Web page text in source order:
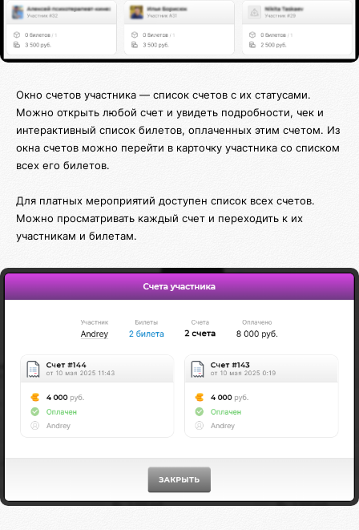
Окно счетов участника — список счетов с их статусами.
Можно открыть любой счет и увидеть подробности, чек и
интерактивный список билетов, оплаченных этим счетом. Из
окна счетов можно перейти в карточку участника со списком
всех его билетов.
Для платных мероприятий доступен список всех счетов.
Можно просматривать каждый счет и переходить к их
участникам и билетам.